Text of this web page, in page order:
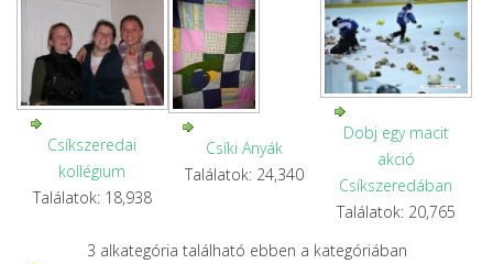
Csíkszeredai
kollégium
Találatok: 18,938
Csíki Anyák
Találatok: 24,340
Dobj egy macit
akció
Csíkszeredában
Találatok: 20,765
3 alkategória található ebben a kategóriában